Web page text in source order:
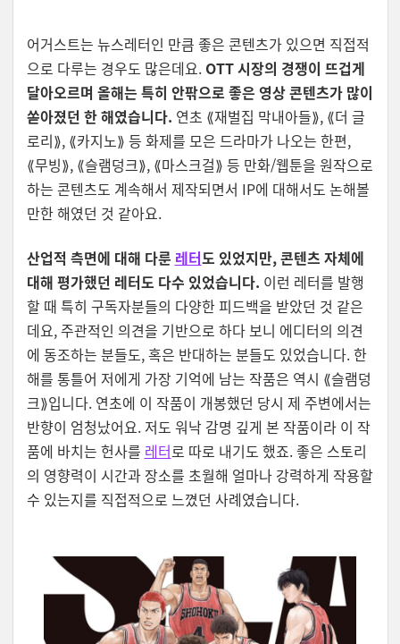
어거스트는 뉴스레터인 만큼 좋은 콘텐츠가 있으면 직접적
으로 다루는 경우도 많은데요. OTT 시장의 경쟁이 뜨겁게
달아오르며 올해는 특히 안팎으로 좋은 영상 콘텐츠가 많이
쏟아졌던 한 해였습니다. 연초 ⟪재벌집 막내아들⟫, ⟪더 글
로리⟫, ⟪카지노⟫ 등 화제를 모은 드라마가 나오는 한편,
⟪무빙⟫, ⟪슬램덩크⟫, ⟪마스크걸⟫ 등 만화/웹툰을 원작으로
하는 콘텐츠도 계속해서 제작되면서 IP에 대해서도 논해볼
만한 해였던 것 같아요.
산업적 측면에 대해 다룬 레터도 있었지만, 콘텐츠 자체에
대해 평가했던 레터도 다수 있었습니다. 이런 레터를 발행
할 때 특히 구독자분들의 다양한 피드백을 받았던 것 같은
데요, 주관적인 의견을 기반으로 하다 보니 에디터의 의견
에 동조하는 분들도, 혹은 반대하는 분들도 있었습니다. 한
해를 통틀어 저에게 가장 기억에 남는 작품은 역시 ⟪슬램덩
크⟫입니다. 연초에 이 작품이 개봉했던 당시 제 주변에서는
반향이 엄청났어요. 저도 워낙 감명 깊게 본 작품이라 이 작
품에 바치는 헌사를 레터로 따로 내기도 했죠. 좋은 스토리
의 영향력이 시간과 장소를 초월해 얼마나 강력하게 작용할
수 있는지를 직접적으로 느꼈던 사례였습니다.